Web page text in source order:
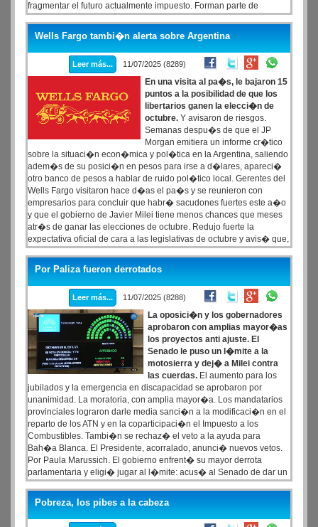
fragmentar el futuro actualmente impuesto. Forman parte de
Fragmentar la Obsolescencia, Primavera Silente Florencia Levy
(ARG), Alejandra Delgado (BOL), Mart�n Marro (ARG), Ra�l
Sebasti�n Silva Cuevas (PER) y Gary Vera (ECU).
Wells Fargo tambi�n alerta sobre Argentina
Leer más... 11/07/2025 (8289)
En una visita al pa�s, le bajaron 15
puntos a la posibilidad de que los
libertarios ganen la elecci�n de
octubre. Y avisaron de riesgos.
Semanas despu�s de que el JP
Morgan emitiera un informe cr�tico
sobre la situaci�n econ�mica y pol�tica en la Argentina, saliendo
adem�s de su posici�n en pesos para irse a d�lares, apareci�
otro banco de pesos a hablar de ruido pol�tico local. Gerentes del
Wells Fargo visitaron hace d�as el pa�s y se reunieron con
empresarios para concluir que habr� sacudones fuertes este a�o
y que el gobierno de Javier Milei tiene menos chances que meses
atr�s de ganar las elecciones de octubre. Redujo fuerte la
expectativa oficial de cara a las legislativas de octubre y avis� que,
a�n ganando, deber� hacer alianzas para seguir aplicando su
plan econ�mico. Esto es lo mismo que expres� el JP Morgan, que
adem�s advirti� sobre los riesgos de la baja participaci�n
electoral.
Por Paliza fueron derrotados
Leer más... 11/07/2025 (8288)
La oposici�n y los gobernadores
aprobaron con amplias mayor�as
los proyectos anti ajuste. El
Senado le puso un l�mite a la
motosierra y dej� a Milei contra
las cuerdas. El aumento para los
jubilados y la emergencia en discapacidad se aprobaron por
unanimidad. La moratoria, con amplia mayor�a. Los mandatarios
provinciales lograron darle media sanci�n a la modificaci�n en el
reparto de los ATN y en la coparticipaci�n el Impuesto a los
Combustibles. Tambi�n se rechaz� el veto a la ayuda para
Bah�a Blanca. El Presidente, acorralado, anunci� nuevos vetos.
Por Paula Marussich. El gobierno enfrent� su mayor derrota
parlamentaria y eligi� jugar al l�mite: acus� al Senado de dar un
�golpe institucional�. Por unanimidad, la oposici�n convirti� en
ley el aumento a las jubilaciones junto con la actualizaci�n del
bono y la emergencia en discapacidad.
Pobreza, los pibes a la cabeza